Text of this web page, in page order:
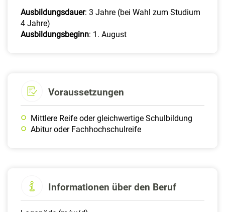
Ausbildungsdauer: 3 Jahre (bei Wahl zum Studium
4 Jahre)
Ausbildungsbeginn: 1. August
Voraussetzungen
Mittlere Reife oder gleichwertige Schulbildung
Abitur oder Fachhochschulreife
Informationen über den Beruf